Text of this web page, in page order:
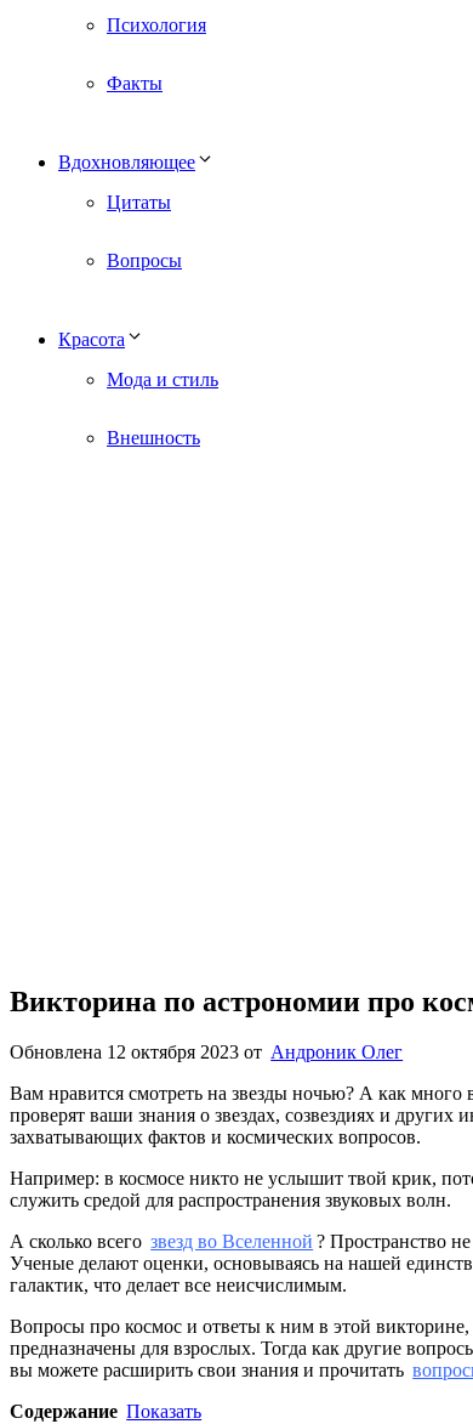
Психология
Факты
Вдохновляющее
Цитаты
Вопросы
Красота
Мода и стиль
Внешность
Викторина по астрономии про
Обновлена 12 октября 2023 от Андроник Олег
Вам нравится смотреть на звезды ночью? А как
проверят ваши знания о звездах, созвездиях и
захватывающих фактов и космических вопросов.
Например: в космосе никто не услышит твой крик,
служить средой для распространения звуковых волн.
А сколько всего звезд во Вселенной ? Пространство
Ученые делают оценки, основываясь на нашей
галактик, что делает все неисчислимым.
Вопросы про космос и ответы к ним в этой
предназначены для взрослых. Тогда как другие
вы можете расширить свои знания и прочитать
Содержание Показать